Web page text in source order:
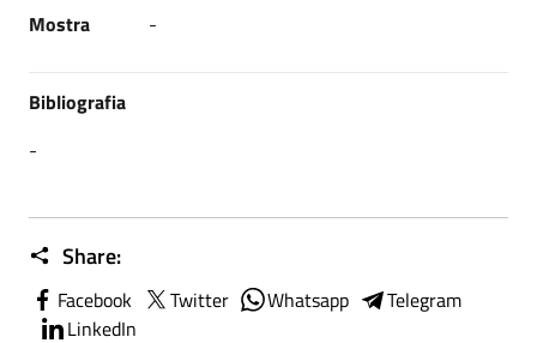
Mostra -
Bibliografia
-
Share:
Facebook Twitter Whatsapp
Telegram
LinkedIn